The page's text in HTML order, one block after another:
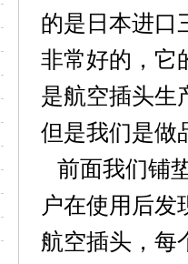
的是日本进口
非常好的，它
是航空插头生
但是我们是做
前面我们铺
户在使用后发
航空插头，每